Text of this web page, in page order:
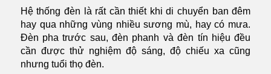
Hệ thống đèn là rất cần thiết khi di chuyển ban đêm
hay qua những vùng nhiều sương mù, hay có mưa.
Đèn pha trước sau, đèn phanh và đèn tín hiệu đều
cần được thử nghiệm độ sáng, độ chiếu xa cũng
nhưng tuổi thọ đèn.